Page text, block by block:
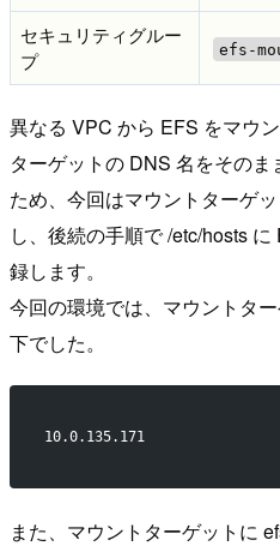
セキュリティグルー
プ
efs-
異なる VPC から EFS をマウ
ターゲットの DNS 名をその
ため、今回はマウントターゲ
し、後続の手順で /etc/hosts
録します。
今回の環境では、マウントタ
下でした。
10.0.135.171
また、マウントターゲットに